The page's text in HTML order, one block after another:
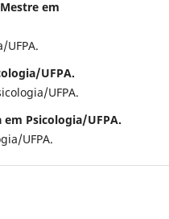
em
UFPA.
UFPA.
UFPA.
em Psicologia/UFPA.
UFPA.